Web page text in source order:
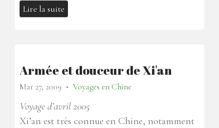
Lire la suite
Armée et douceur de Xi'an
Mar 27, 2009 ● Voyages en Chine
Voyage d’avril 2005
Xi’an est très connue en Chine, notamment